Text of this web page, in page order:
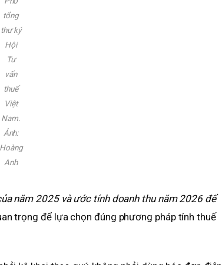
tổng
thư ký
Hội
Tư
vấn
thuế
Việt
Nam.
Ảnh:
Hoàng
Anh
năm 2025 và ước tính doanh thu năm 2026 để
trọng để lựa chọn đúng phương pháp tính thuế